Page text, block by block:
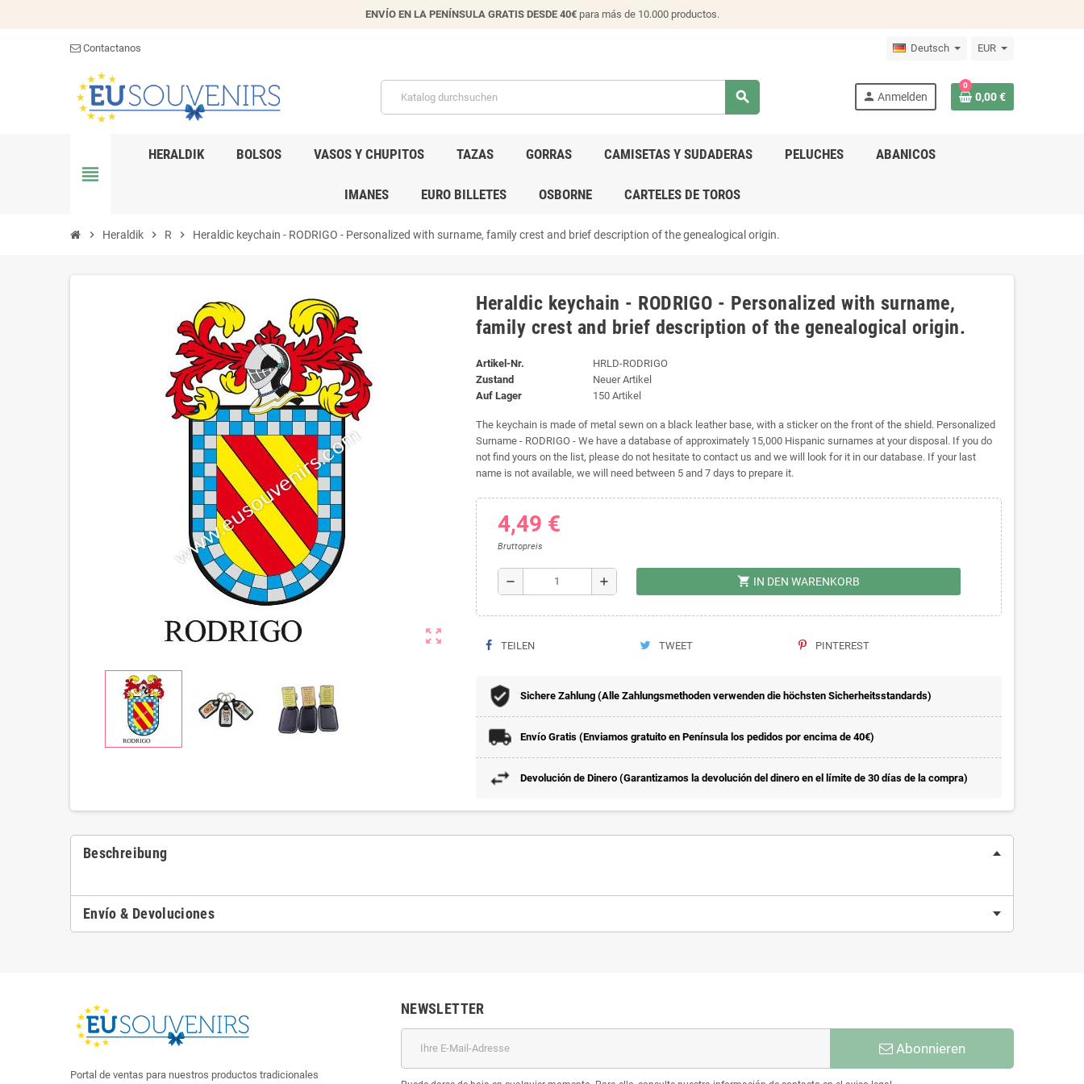
ENVÍO EN LA PENÍNSULA GRATIS DESDE 40€para más de 10.000 productos.
Contactanos Deutsch EUR
search person Anmelden
0
0,00 €
view_headline
HERALDIK BOLSOS VASOS Y CHUPITOS TAZAS GORRAS CAMISETAS Y SUDADERAS PELUCHES ABANICOS
IMANES EURO BILLETES OSBORNE CARTELES DE TOROS
chevron_right Heraldik chevron_right R chevron_right Heraldic keychain - RODRIGO - Personalized with surname, family crest and brief description of the genealogical origin.
zoom_out_map
Heraldic keychain - RODRIGO - Personalized with surname,
family crest and brief description of the genealogical origin.
Artikel-Nr.
HRLD-RODRIGO
Zustand
Neuer Artikel
Auf Lager
150 Artikel
The keychain is made of metal sewn on a black leather base, with a sticker on the front of the shield. Personalized
Surname - RODRIGO - We have a database of approximately 15,000 Hispanic surnames at your disposal. If you do
not find yours on the list, please do not hesitate to contact us and we will look for it in our database. If your last
name is not available, we will need between 5 and 7 days to prepare it.
4,49 €
Bruttopreis
remove add shopping_cart IN DEN WARENKORB
TEILEN TWEET PINTEREST
Sichere Zahlung (Alle Zahlungsmethoden verwenden die höchsten Sicherheitsstandards)
Envío Gratis (Enviamos gratuito en Península los pedidos por encima de 40€)
Devolución de Dinero (Garantizamos la devolución del dinero en el límite de 30 días de la compra)
Beschreibung
Envío & Devoluciones
Portal de ventas para nuestros productos tradicionales
NEWSLETTER
Abonnieren